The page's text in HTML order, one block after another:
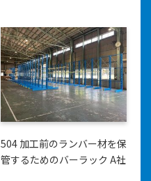
504 加工前のランバー材を保
管するためのバーラック A社